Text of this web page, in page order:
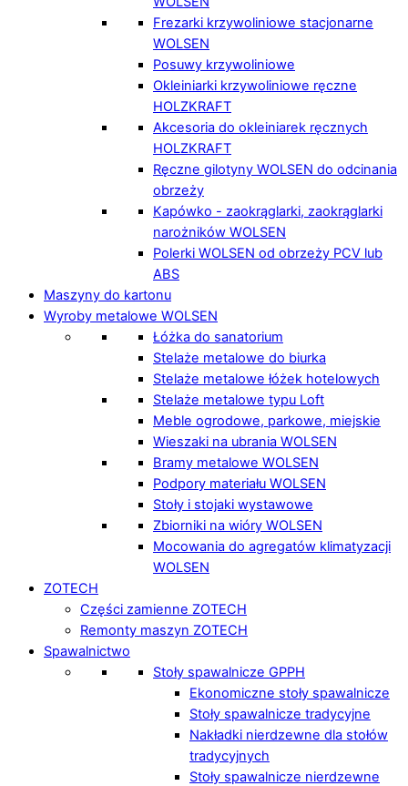
Frezarki krzywoliniowe stacjonarne
WOLSEN
Posuwy krzywoliniowe
Okleiniarki krzywoliniowe ręczne
HOLZKRAFT
Akcesoria do okleiniarek ręcznych
HOLZKRAFT
Ręczne gilotyny WOLSEN do odcinania
obrzeży
Kapówko - zaokrąglarki, zaokrąglarki
narożników WOLSEN
Polerki WOLSEN od obrzeży PCV lub
ABS
Maszyny do kartonu
Wyroby metalowe WOLSEN
Łóżka do sanatorium
Stelaże metalowe do biurka
Stelaże metalowe łóżek hotelowych
Stelaże metalowe typu Loft
Meble ogrodowe, parkowe, miejskie
Wieszaki na ubrania WOLSEN
Bramy metalowe WOLSEN
Podpory materiału WOLSEN
Stoły i stojaki wystawowe
Zbiorniki na wióry WOLSEN
Mocowania do agregatów klimatyzacji
WOLSEN
ZOTECH
Części zamienne ZOTECH
Remonty maszyn ZOTECH
Spawalnictwo
Stoły spawalnicze GPPH
Ekonomiczne stoły spawalnicze
Stoły spawalnicze tradycyjne
Nakładki nierdzewne dla stołów
tradycyjnych
Stoły spawalnicze nierdzewne